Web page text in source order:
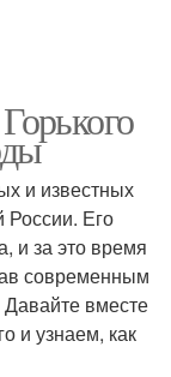
и известных
России. Его
и за это время
современным
вместе
и узнаем, как